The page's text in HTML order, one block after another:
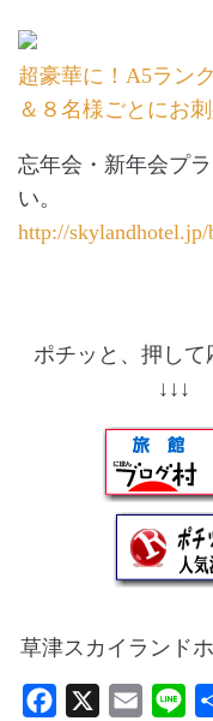
超豪華に！A5ラン
＆８名様ごとにお
忘年会・新年会プ
い。
http://
ポチッと、押し
草津スカイランド